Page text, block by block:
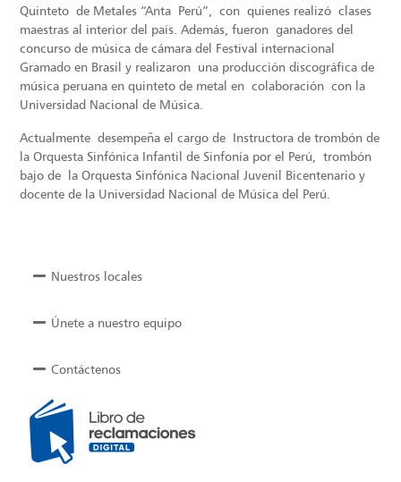
Quinteto de Metales “Anta Perú”, con quienes realizó clases
maestras al interior del país. Además, fueron ganadores del
concurso de música de cámara del Festival internacional
Gramado en Brasil y realizaron una producción discográfica de
música peruana en quinteto de metal en colaboración con la
Universidad Nacional de Música.
Actualmente desempeña el cargo de Instructora de trombón de
la Orquesta Sinfónica Infantil de Sinfonía por el Perú, trombón
bajo de la Orquesta Sinfónica Nacional Juvenil Bicentenario y
docente de la Universidad Nacional de Música del Perú.
Nuestros locales
Únete a nuestro equipo
Contáctenos